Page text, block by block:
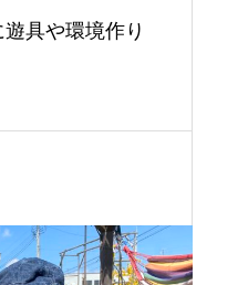
具や環境作り